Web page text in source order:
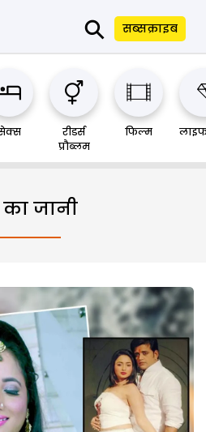
⚲ सब्सक्राइब
रीडर्स
प्रौब्लम
फिल्म
जानी